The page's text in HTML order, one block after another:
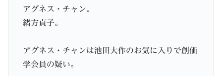
アグネス・チャン。
緒方貞子。
アグネス・チャンは池田大作のお気に入りで創価
学会員の疑い。